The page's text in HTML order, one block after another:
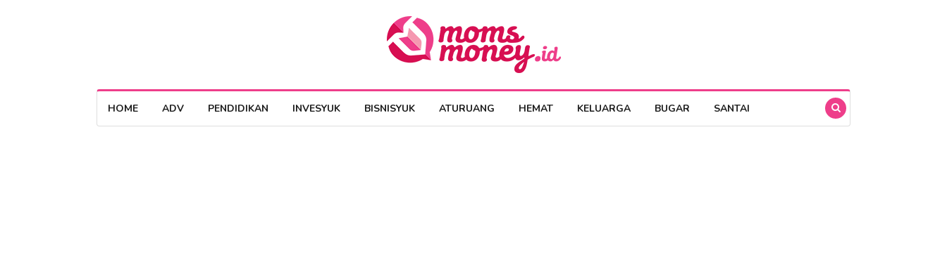
HOME ADV PENDIDIKAN INVESYUK BISNISYUK ATURUANG HEMAT KELUARGA BUGAR SANTAI